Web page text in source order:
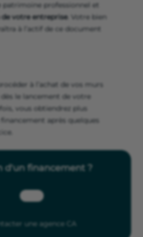
patrimoine professionnel et
de votre entreprise. Votre bien
à l’actif de ce document
à l’achat de vos murs
dès le lancement de votre
vous obtiendrez plus
après quelques
d'un financement ?
une agence CA